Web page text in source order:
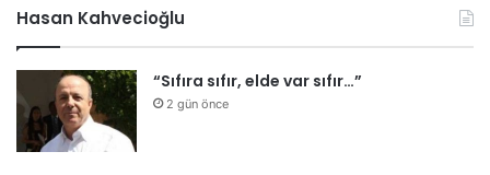
r
u
u
u
Hasan Kahvecioğlu
“Sıfıra sıfır, elde var sıfır…”
2 gün önce